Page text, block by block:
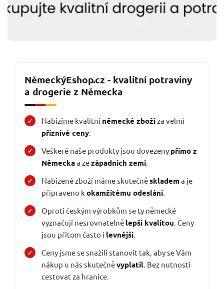
NěmeckýEshop.cz - kvalitní potraviny
a drogerie z Německa
Nabízíme kvalitní německé zbožíza velmi
příznivé ceny.
Veškeré naše produkty jsou dovezeny přímo z
Německaa zezápadních zemí.
Nabízené zboží máme skutečněskladem a je
připraveno k okamžitému odeslání.
Oproti českým výrobkům se ty německé
vyznačují nesrovnatelně lepší kvalitou. Ceny
jsou přitom často i levnější.
Ceny jsme se snažili stanovit tak, aby se Vám
nákup u nás skutečněvyplatil. Bez nutnosti
cestovat za hranice.